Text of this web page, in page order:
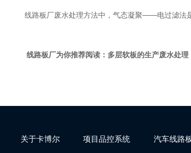
线路板厂废水处理方法中，气态凝聚——电过滤法
线路板厂为你推荐阅读： 多层软板的生产废水处理
关于卡博尔 项目品控系统 汽车线路